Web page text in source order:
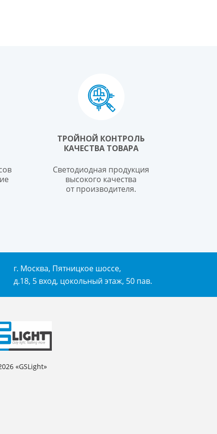
ТРОЙНОЙ КОНТРОЛЬ
КАЧЕСТВА ТОВАРА
Светодиодная продукция
высокого качества
от производителя.
г. Москва, Пятницкое шоссе,
д.18, 5 вход, цокольный этаж, 50 пав.
«GSLight»